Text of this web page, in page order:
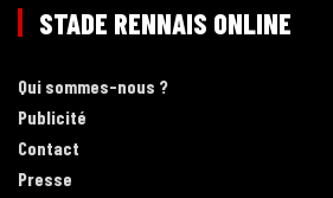
STADE RENNAIS ONLINE
Qui sommes-nous ?
Publicité
Contact
Presse